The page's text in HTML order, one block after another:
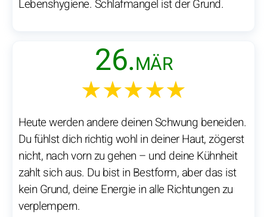
Lebenshygiene. Schlafmangel ist der Grund.
26.MÄR
★★★★★
Heute werden andere deinen Schwung beneiden.
Du fühlst dich richtig wohl in deiner Haut, zögerst
nicht, nach vorn zu gehen – und deine Kühnheit
zahlt sich aus. Du bist in Bestform, aber das ist
kein Grund, deine Energie in alle Richtungen zu
verplempern.